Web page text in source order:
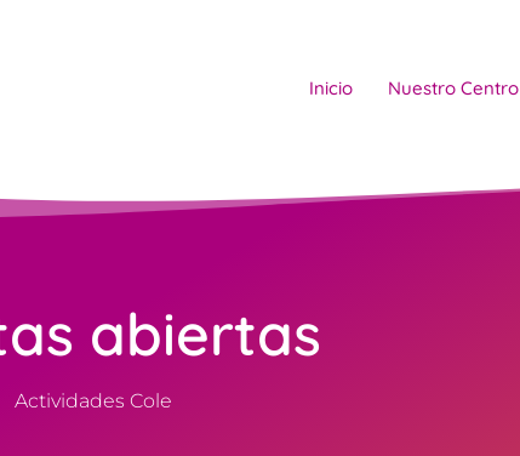
Inicio Nuestro Centro
abiertas
Actividades Cole